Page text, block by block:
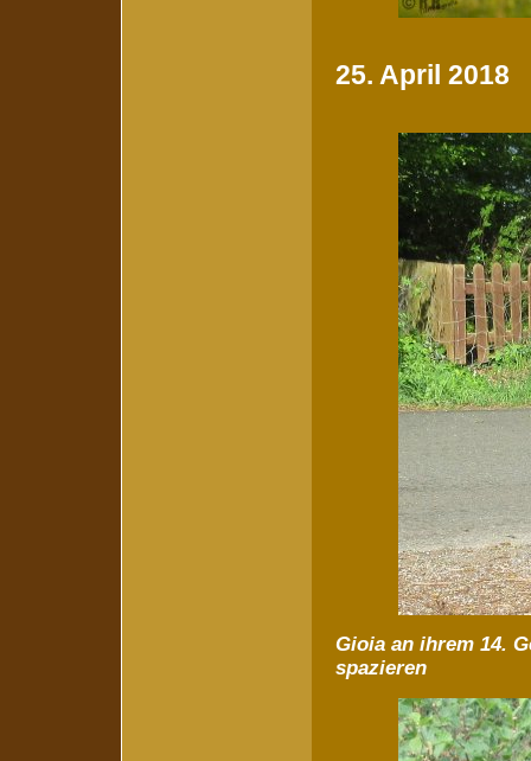
25. April 2018
Gioia an ihrem 14.
spazieren